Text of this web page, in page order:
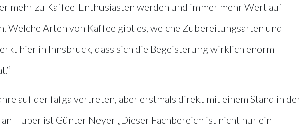
mehr zu Kaffee-Enthusiasten werden und immer mehr Wert auf
Welche Arten von Kaffee gibt es, welche Zubereitungsarten und
hier in Innsbruck, dass sich die Begeisterung wirklich enorm
auf der fafga vertreten, aber erstmals direkt mit einem Stand in
Huber ist Günter Neyer „Dieser Fachbereich ist nicht nur ein